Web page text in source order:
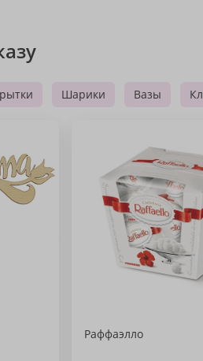
Шарики Вазы
Раффаэлло